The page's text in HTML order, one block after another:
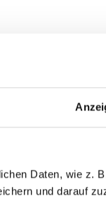
Daten, wie z.
und darauf
anmelden.